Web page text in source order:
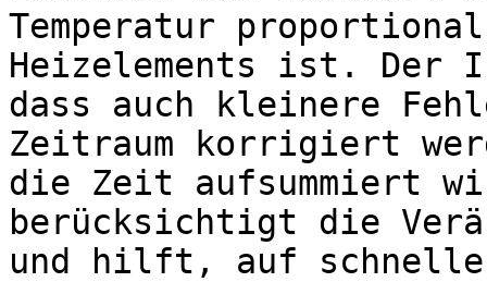
Temperatur
Heizelements ist.
dass auch kleinere
Zeitraum korrigiert
die Zeit aufsummiert
berücksichtigt die
und hilft, auf schnelle